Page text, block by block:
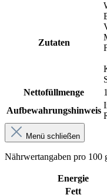
Zutaten
Nettofüllmenge
Aufbewahrungshinweis
Menü schließen
Nährwertangaben pro 100
Energie
Fett